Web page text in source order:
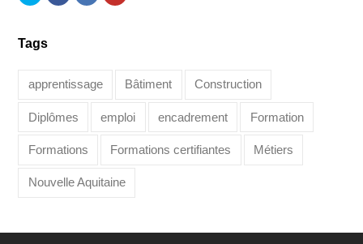
Tags
apprentissage Bâtiment Construction
Diplômes emploi encadrement Formation
Formations Formations certifiantes Métiers
Nouvelle Aquitaine